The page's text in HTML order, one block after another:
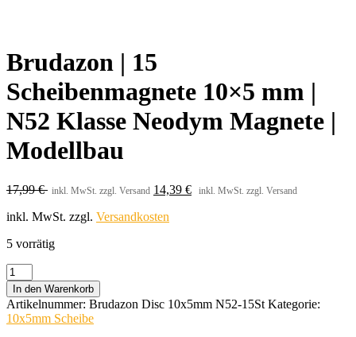
Brudazon | 15
Scheibenmagnete 10×5 mm |
N52 Klasse Neodym Magnete |
Modellbau
17,99€ inkl. MwSt. zzgl. Versand 14,39 € inkl. MwSt. zzgl. Versand
inkl. MwSt. zzgl. Versandkosten
5 vorrätig
Brudazon
|
15
Scheibenmagnete
10x5
In den Warenkorb
Artikelnummer: Brudazon Disc 10x5mm N52-15St Kategorie:
10x5mm Scheibe